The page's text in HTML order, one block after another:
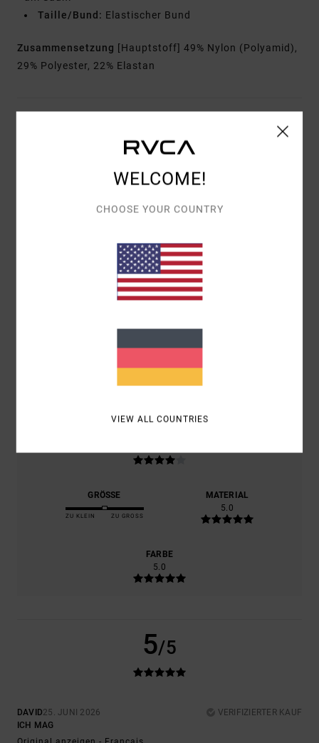
Taille/Bund: Elastischer Bund
Zusammensetzung [Hauptstoff] 49% Nylon (Polyamid),
29% Polyester, 22% Elastan
Kundenbewertungen
5.0/5
2026
GRÖSSE
ZU KLEIN ZU GROSS
MATERIAL
5.0
FARBE
5.0
5/5
DAVID25. JUNI 2026
VERIFIZIERTER KAUF
ICH MAG
WELCOME!
CHOOSE YOUR COUNTRY
VIEW ALL COUNTRIES